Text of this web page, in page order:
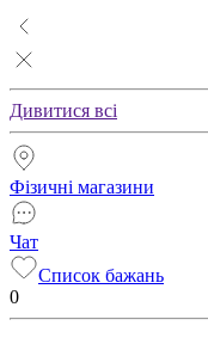
Дивитися всі
Фізичні магазини
Чат
Список бажань
0